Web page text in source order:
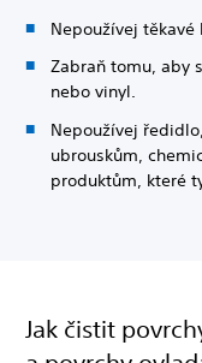
Nepoužívej těkavé
Zabraň tomu, aby
nebo vinyl.
Nepoužívej
ubrouskům,
produktům, které
Jak čistit